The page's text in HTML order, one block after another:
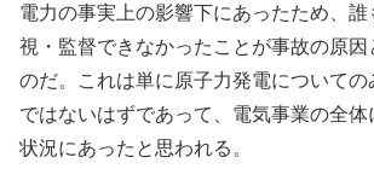
電力の事実上の影響下にあったため、誰
視・監督できなかったことが事故の原因
のだ。これは単に原子力発電についての
ではないはずであって、電気事業の全
状況にあったと思われる。